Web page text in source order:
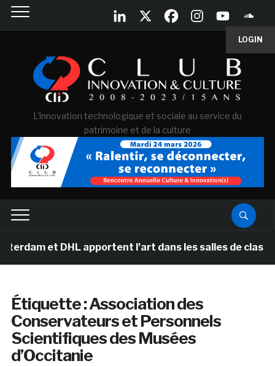
LOGIN
L'innovation technologique et sociale au service du
patrimoine et de la culture
et DHL apportent l’art dans les salles de classe
Étiquette :Association des
Conservateurs et Personnels
Scientifiques des Musées
d’Occitanie